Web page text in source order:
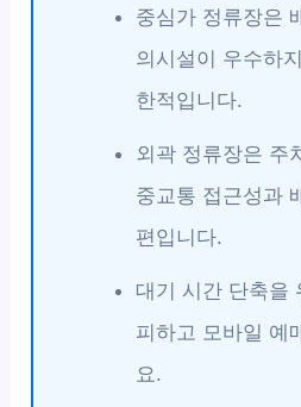
중심가 정류장은
의시설이 우수하
한적입니다.
외곽 정류장은 주
중교통 접근성과
편입니다.
대기 시간 단축을
피하고 모바일 예
요.